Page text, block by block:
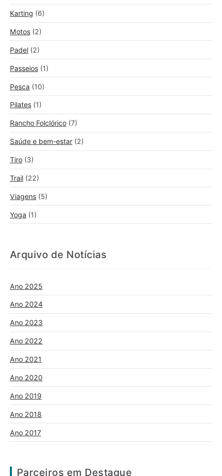
Karting (6)
Motos (2)
Padel (2)
Passeios (1)
Pesca (10)
Pilates (1)
Rancho Folclórico (7)
Saúde e bem-estar (2)
Tiro (3)
Trail (22)
Viagens (5)
Yoga (1)
Arquivo de Notícias
Ano 2025
Ano 2024
Ano 2023
Ano 2022
Ano 2021
Ano 2020
Ano 2019
Ano 2018
Ano 2017
Parceiros em Destaque